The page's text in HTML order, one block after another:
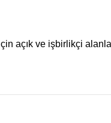
açık ve işbirlikçi